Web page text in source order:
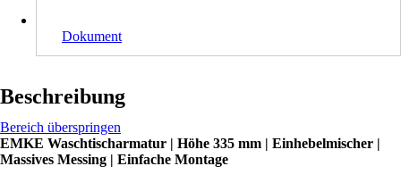
Dokument
Beschreibung
Bereich überspringen
EMKE Waschtischarmatur | Höhe 335 mm | Einhebelmischer |
Massives Messing | Einfache Montage